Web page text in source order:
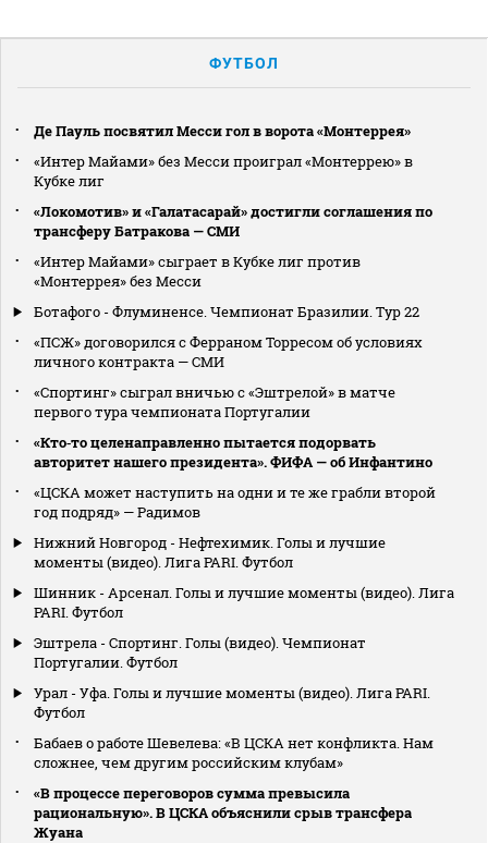
ФУТБОЛ
Де Пауль посвятил Месси гол в ворота «Монтеррея»
«Интер Майами» без Месси проиграл «Монтеррею» в
Кубке лиг
«Локомотив» и «Галатасарай» достигли соглашения по
трансферу Батракова — СМИ
«Интер Майами» сыграет в Кубке лиг против
«Монтеррея» без Месси
Ботафого - Флуминенсе. Чемпионат Бразилии. Тур 22
«ПСЖ» договорился с Ферраном Торресом об условиях
личного контракта — СМИ
«Спортинг» сыграл вничью с «Эштрелой» в матче
первого тура чемпионата Португалии
«Кто‑то целенаправленно пытается подорвать
авторитет нашего президента». ФИФА — об Инфантино
«ЦСКА может наступить на одни и те же грабли второй
год подряд» — Радимов
Нижний Новгород - Нефтехимик. Голы и лучшие
моменты (видео). Лига PARI. Футбол
Шинник - Арсенал. Голы и лучшие моменты (видео). Лига
PARI. Футбол
Эштрела - Спортинг. Голы (видео). Чемпионат
Португалии. Футбол
Урал - Уфа. Голы и лучшие моменты (видео). Лига PARI.
Футбол
Бабаев о работе Шевелева: «В ЦСКА нет конфликта. Нам
сложнее, чем другим российским клубам»
«В процессе переговоров сумма превысила
рациональную». В ЦСКА объяснили срыв трансфера
Жуана